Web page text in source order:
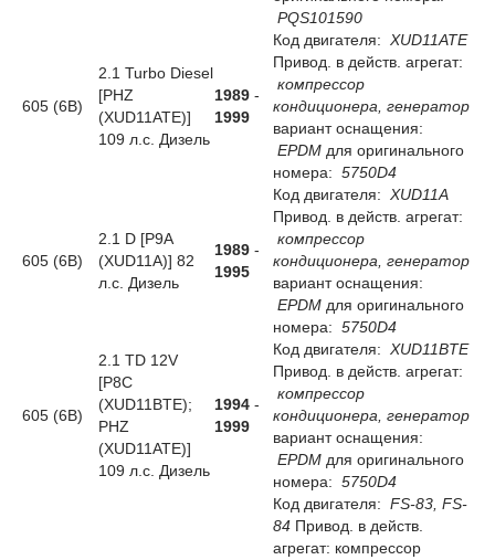
PQS101590
605 (6B)
2.1 Turbo Diesel
[PHZ
(XUD11ATE)]
109 л.с. Дизель
1989 -
1999
Код двигателя:
XUD11ATE
Привод. в действ. агрегат:
компрессор
кондиционера, генератор
вариант оснащения:
EPDM для оригинального
номера: 5750D4
605 (6B)
2.1 D [P9A
(XUD11A)] 82
л.с. Дизель
1989 -
1995
Код двигателя:
XUD11A
Привод. в действ. агрегат:
компрессор
кондиционера, генератор
вариант оснащения:
EPDM для оригинального
номера: 5750D4
605 (6B)
2.1 TD 12V
[P8C
(XUD11BTE);
PHZ
(XUD11ATE)]
109 л.с. Дизель
1994 -
1999
Код двигателя:
XUD11BTE
Привод. в действ. агрегат:
компрессор
кондиционера, генератор
вариант оснащения:
EPDM для оригинального
номера: 5750D4
Код двигателя: FS-83, FS-
84 Привод. в действ.
агрегат: компрессор